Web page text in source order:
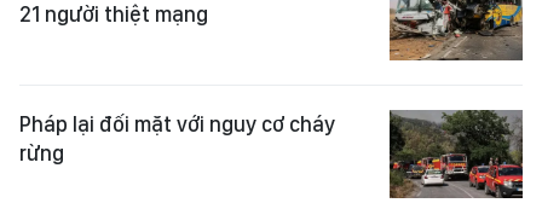
21 người thiệt mạng
Pháp lại đối mặt với nguy cơ cháy
rừng